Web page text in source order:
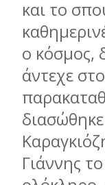
και το
ο κόσμος,
άντεχε
Γιάννης